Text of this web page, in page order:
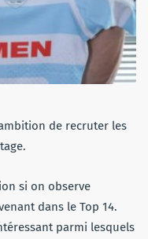
de recruter les
si on observe
dans le Top 14.
parmi lesquels